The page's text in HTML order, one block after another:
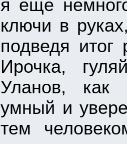
я еще
ключи в
подведя
Ирочка,
Уланов, как
умный и
тем